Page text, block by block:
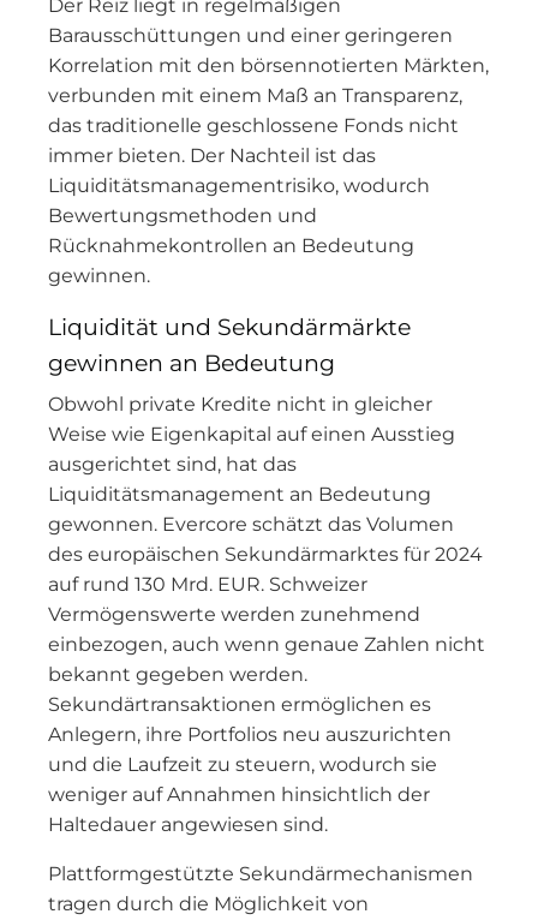
Der Reiz liegt in regelmäßigen
Barausschüttungen und einer geringeren
Korrelation mit den börsennotierten Märkten,
verbunden mit einem Maß an Transparenz,
das traditionelle geschlossene Fonds nicht
immer bieten. Der Nachteil ist das
Liquiditätsmanagementrisiko, wodurch
Bewertungsmethoden und
Rücknahmekontrollen an Bedeutung
gewinnen.
Liquidität und Sekundärmärkte
gewinnen an Bedeutung
Obwohl private Kredite nicht in gleicher
Weise wie Eigenkapital auf einen Ausstieg
ausgerichtet sind, hat das
Liquiditätsmanagement an Bedeutung
gewonnen. Evercore schätzt das Volumen
des europäischen Sekundärmarktes für 2024
auf rund 130 Mrd. EUR. Schweizer
Vermögenswerte werden zunehmend
einbezogen, auch wenn genaue Zahlen nicht
bekannt gegeben werden.
Sekundärtransaktionen ermöglichen es
Anlegern, ihre Portfolios neu auszurichten
und die Laufzeit zu steuern, wodurch sie
weniger auf Annahmen hinsichtlich der
Haltedauer angewiesen sind.
Plattformgestützte Sekundärmechanismen
tragen durch die Möglichkeit von